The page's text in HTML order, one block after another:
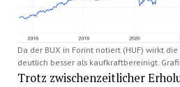
Da der BUX in Forint notiert (HUF) wirkt
deutlich besser als kaufkraftbereinigt.
Trotz zwischenzeitlicher